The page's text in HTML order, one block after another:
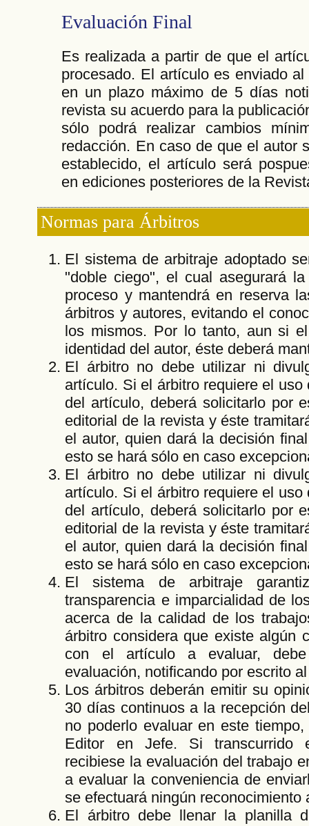
Evaluación Final
Es realizada a partir de que el
procesado. El artículo es enviado
en un plazo máximo de 5 días
revista su acuerdo para la
sólo podrá realizar cambios
redacción. En caso de que el autor
establecido, el artículo será
en ediciones posteriores de la
Normas para Árbitros
El sistema de arbitraje adoptado
"doble ciego", el cual asegurará
proceso y mantendrá en reserva
árbitros y autores, evitando el
los mismos. Por lo tanto, aun si
identidad del autor, éste deberá
El árbitro no debe utilizar ni
artículo. Si el árbitro requiere el uso
del artículo, deberá solicitarlo por
editorial de la revista y éste
el autor, quien dará la decisión
esto se hará sólo en caso
El árbitro no debe utilizar ni
artículo. Si el árbitro requiere el uso
del artículo, deberá solicitarlo por
editorial de la revista y éste
el autor, quien dará la decisión
esto se hará sólo en caso
El sistema de arbitraje
transparencia e imparcialidad de
acerca de la calidad de los
árbitro considera que existe algún
con el artículo a evaluar,
evaluación, notificando por escrito
Los árbitros deberán emitir su
30 días continuos a la recepción
no poderlo evaluar en este
Editor en Jefe. Si transcurrido
recibiese la evaluación del trabajo
a evaluar la conveniencia de
se efectuará ningún reconocimiento
El árbitro debe llenar la planilla